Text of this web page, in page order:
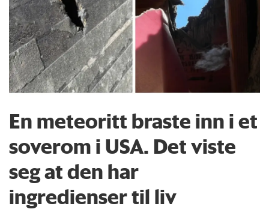
En meteoritt braste inn i et
soverom i USA. Det viste
seg at den har
ingredienser til liv